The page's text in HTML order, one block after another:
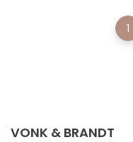
1
VONK & BRANDT